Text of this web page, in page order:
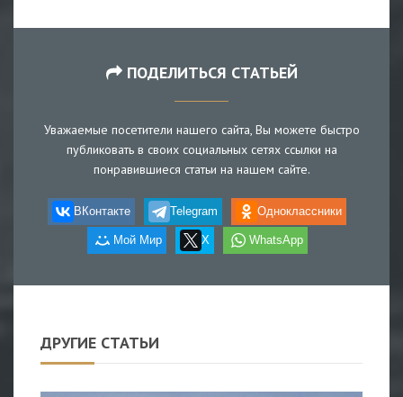
ПОДЕЛИТЬСЯ СТАТЬЕЙ
Уважаемые посетители нашего сайта, Вы можете быстро
публиковать в своих социальных сетях ссылки на
понравившиеся статьи на нашем сайте.
ВКонтакте Telegram Одноклассники
Мой Мир X WhatsApp
ДРУГИЕ СТАТЬИ